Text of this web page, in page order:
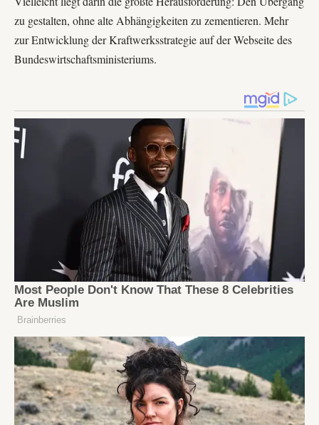
zu gestalten, ohne alte Abhängigkeiten zu zementieren. Mehr
zur Entwicklung der Kraftwerksstrategie aufder Webseite des
Bundeswirtschaftsministeriums.